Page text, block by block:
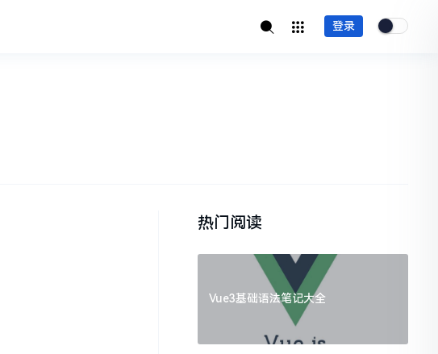
登录
热门阅读
Vue3基础语法笔记大全